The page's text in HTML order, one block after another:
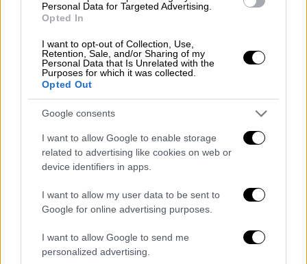
Personal Data for Targeted Advertising.
Opted In
I want to opt-out of Collection, Use,
Retention, Sale, and/or Sharing of my
Personal Data that Is Unrelated with the
Purposes for which it was collected.
Opted Out
Google consents
I want to allow Google to enable storage
related to advertising like cookies on web or
device identifiers in apps.
I want to allow my user data to be sent to
Google for online advertising purposes.
I want to allow Google to send me
personalized advertising.
τους», κατά τις τακτικές κρίσεις, έτους
2025, οι κατωτέρω αντιστράτηγοι, ως
ακολούθως:
Νικόλαος Ρουμελιώτης
Παναγιώτης Νιάφας
Ευάγγελος Φαλάρας
Οι παρακάτωυποστράτηγοι,προάγονται
στον βαθμό του Αντιστρατήγου
θέσεων, επειδή κρίθηκαν ως «ευδοκίμως
τερματίσαντες τη σταδιοδρομία τους» κατά
τις τακτικές κρίσεις, έτους 2025 ως
ακολούθως: